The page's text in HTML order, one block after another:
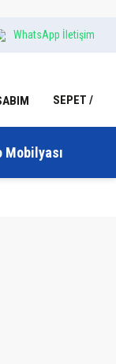
WhatsApp İletişim
SEPET
Mobilyası